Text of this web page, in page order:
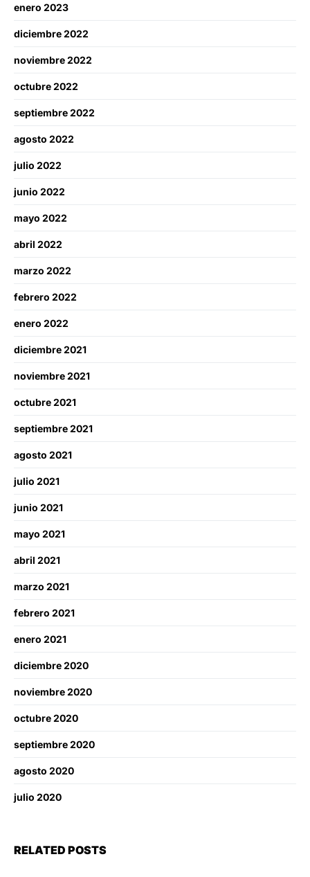
enero 2023
diciembre 2022
noviembre 2022
octubre 2022
septiembre 2022
agosto 2022
julio 2022
junio 2022
mayo 2022
abril 2022
marzo 2022
febrero 2022
enero 2022
diciembre 2021
noviembre 2021
octubre 2021
septiembre 2021
agosto 2021
julio 2021
junio 2021
mayo 2021
abril 2021
marzo 2021
febrero 2021
enero 2021
diciembre 2020
noviembre 2020
octubre 2020
septiembre 2020
agosto 2020
julio 2020
RELATED POSTS